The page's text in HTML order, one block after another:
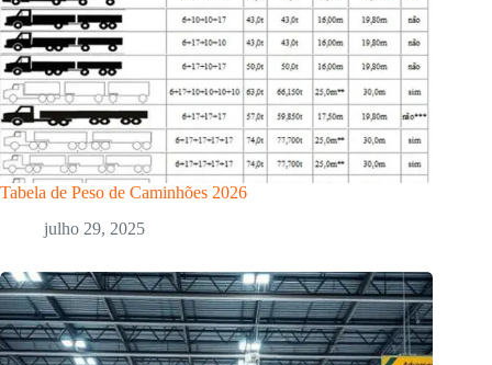
Tabela de Peso de Caminhões 2026
julho 29, 2025